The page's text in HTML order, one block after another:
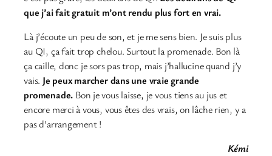
que j’ai fait gratuit m’ont rendu plus fort en vrai.
Là j’écoute un peu de son, et je me sens bien. Je suis plus
au QI, ça fait trop chelou. Surtout la promenade. Bon là
ça caille, donc je sors pas trop, mais j’hallucine quand j’y
vais. Je peux marcher dans une vraie grande
promenade. Bon je vous laisse, je vous tiens au jus et
encore merci à vous, vous êtes des vrais, on lâche rien, y a
pas d’arrangement !
Kémi